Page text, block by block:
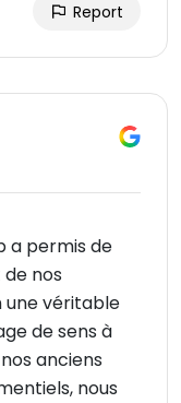
Report
a permis de
nos
une véritable
de sens à
anciens
nous